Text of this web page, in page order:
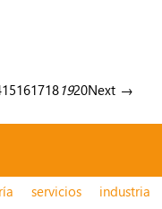
151617181920Next →
servicios industria